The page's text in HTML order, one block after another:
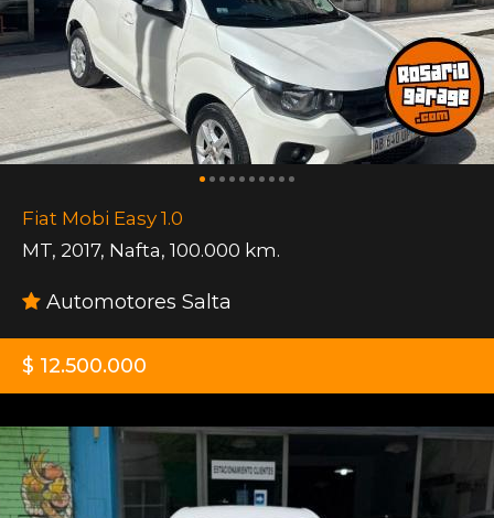
Fiat Mobi Easy 1.0
MT, 2017, Nafta, 100.000 km.
Automotores Salta
$ 12.500.000